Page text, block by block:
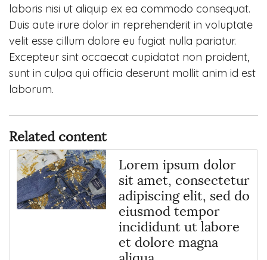
laboris nisi ut aliquip ex ea commodo consequat.
Duis aute irure dolor in reprehenderit in voluptate
velit esse cillum dolore eu fugiat nulla pariatur.
Excepteur sint occaecat cupidatat non proident,
sunt in culpa qui officia deserunt mollit anim id est
laborum.
Related content
Lorem ipsum dolor
sit amet, consectetur
adipiscing elit, sed do
eiusmod tempor
incididunt ut labore
et dolore magna
aliqua